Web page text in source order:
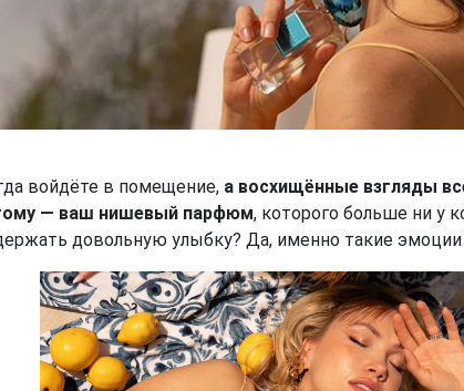
войдёте в помещение, а восхищённые взгляды
— ваш нишевый парфюм, которого больше ни у
довольную улыбку? Да, именно такие